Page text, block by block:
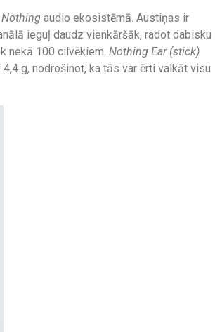
Nothing audio ekosistēmā. Austiņas ir
ieguļ daudz vienkāršāk, radot dabisku
nekā 100 cilvēkiem. Nothing Ear (stick)
g, nodrošinot, ka tās var ērti valkāt visu